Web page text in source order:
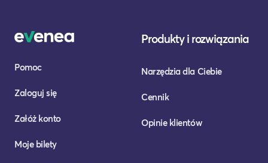
Pomoc
Zaloguj się
Załóż konto
Moje bilety
Produkty i rozwiązania
Narzędzia dla Ciebie
Cennik
Opinie klientów